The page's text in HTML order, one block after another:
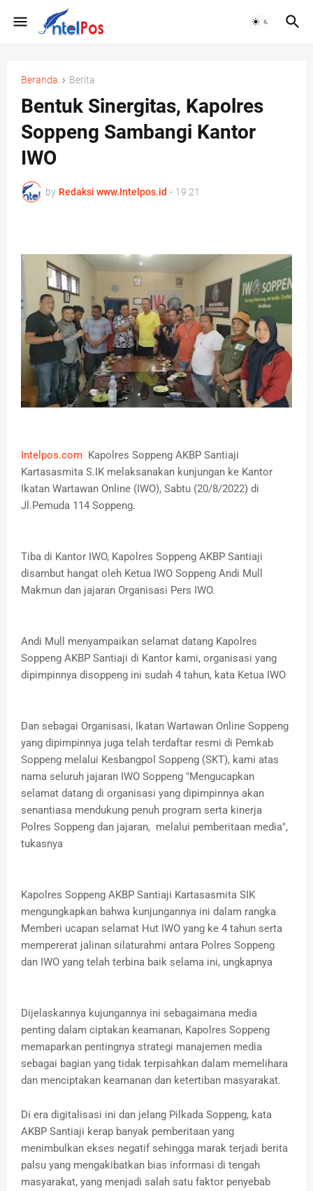
Beranda Berita
Bentuk Sinergitas, Kapolres
Soppeng Sambangi Kantor
IWO
by Redaksi www.Intelpos.id - 19.21
Intelpos.com Kapolres Soppeng AKBP Santiaji
Kartasasmita S.IK melaksanakan kunjungan ke Kantor
Ikatan Wartawan Online (IWO), Sabtu (20/8/2022) di
Jl.Pemuda 114 Soppeng.
Tiba di Kantor IWO, Kapolres Soppeng AKBP Santiaji
disambut hangat oleh Ketua IWO Soppeng Andi Mull
Makmun dan jajaran Organisasi Pers IWO.
Andi Mull menyampaikan selamat datang Kapolres
Soppeng AKBP Santiaji di Kantor kami, organisasi yang
dipimpinnya disoppeng ini sudah 4 tahun, kata Ketua IWO
Dan sebagai Organisasi, Ikatan Wartawan Online Soppeng
yang dipimpinnya juga telah terdaftar resmi di Pemkab
Soppeng melalui Kesbangpol Soppeng (SKT), kami atas
nama seluruh jajaran IWO Soppeng "Mengucapkan
selamat datang di organisasi yang dipimpinnya akan
senantiasa mendukung penuh program serta kinerja
Polres Soppeng dan jajaran, melalui pemberitaan media",
tukasnya
Kapolres Soppeng AKBP Santiaji Kartasasmita SIK
mengungkapkan bahwa kunjungannya ini dalam rangka
Memberi ucapan selamat Hut IWO yang ke 4 tahun serta
mempererat jalinan silaturahmi antara Polres Soppeng
dan IWO yang telah terbina baik selama ini, ungkapnya
Dijelaskannya kujungannya ini sebagaimana media
penting dalam ciptakan keamanan, Kapolres Soppeng
memaparkan pentingnya strategi manajemen media
sebagai bagian yang tidak terpisahkan dalam memelihara
dan menciptakan keamanan dan ketertiban masyarakat.
Di era digitalisasi ini dan jelang Pilkada Soppeng, kata
AKBP Santiaji kerap banyak pemberitaan yang
menimbulkan ekses negatif sehingga marak terjadi berita
palsu yang mengakibatkan bias informasi di tengah
masyarakat, yang menjadi salah satu faktor penyebab